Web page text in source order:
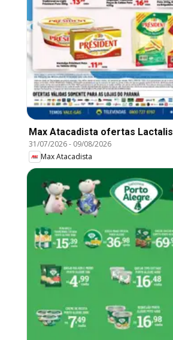
Max Atacadista ofertas Lactalis
31/07/2026- 09/08/2026
Max Atacadista